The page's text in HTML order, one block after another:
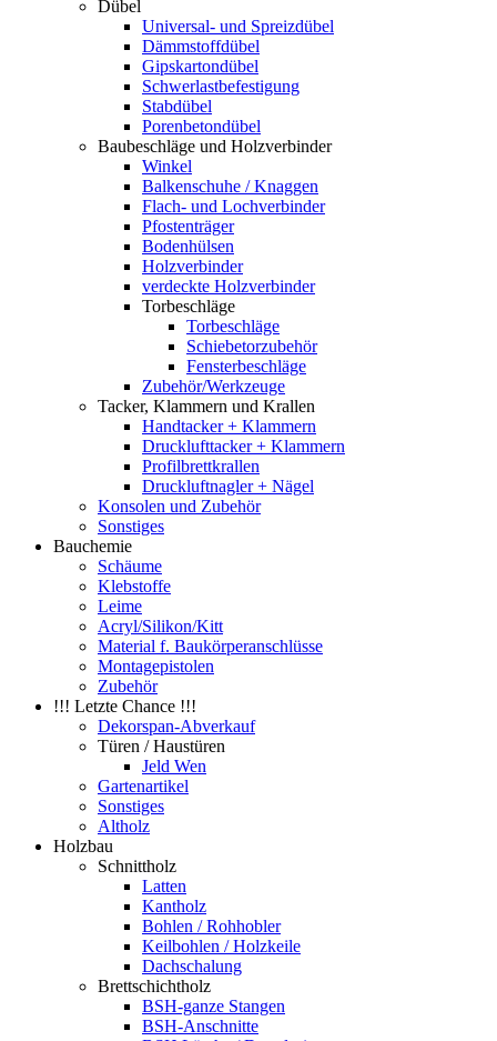
Dübel
Universal- und Spreizdübel
Dämmstoffdübel
Gipskartondübel
Schwerlastbefestigung
Stabdübel
Porenbetondübel
Baubeschläge und Holzverbinder
Winkel
Balkenschuhe / Knaggen
Flach- und Lochverbinder
Pfostenträger
Bodenhülsen
Holzverbinder
verdeckte Holzverbinder
Torbeschläge
Torbeschläge
Schiebetorzubehör
Fensterbeschläge
Zubehör/Werkzeuge
Tacker, Klammern und Krallen
Handtacker + Klammern
Drucklufttacker + Klammern
Profilbrettkrallen
Druckluftnagler + Nägel
Konsolen und Zubehör
Sonstiges
Bauchemie
Schäume
Klebstoffe
Leime
Acryl/Silikon/Kitt
Material f. Baukörperanschlüsse
Montagepistolen
Zubehör
!!! Letzte Chance !!!
Dekorspan-Abverkauf
Türen / Haustüren
Jeld Wen
Gartenartikel
Sonstiges
Altholz
Holzbau
Schnittholz
Latten
Kantholz
Bohlen / Rohhobler
Keilbohlen / Holzkeile
Dachschalung
Brettschichtholz
BSH-ganze Stangen
BSH-Anschnitte